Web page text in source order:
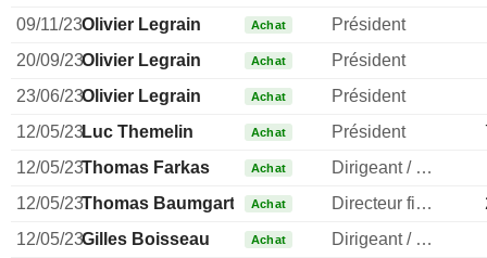
09/11/23Olivier Legrain Achat
Président
20/09/23Olivier Legrain Achat
Président
23/06/23Olivier Legrain Achat
Président
12/05/23Luc Themelin Achat Président
12/05/23Thomas Farkas Achat
Dirigeant / cadre principal
12/05/23Thomas BaumgartnerAchat Directeur financier
12/05/23Gilles Boisseau Achat
Dirigeant / cadre principal